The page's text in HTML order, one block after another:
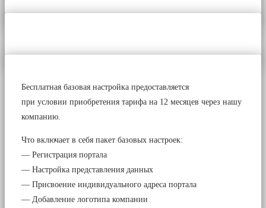
Бесплатная базовая настройка предоставляется
при условии приобретения тарифа на 12 месяцев через нашу
компанию.
Что включает в себя пакет базовых настроек:
— Регистрация портала
— Настройка представления данных
— Присвоение индивидуального адреса портала
— Добавление логотипа компании